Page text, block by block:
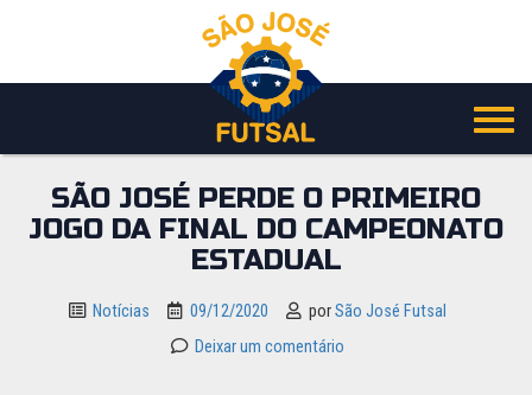
o
SÃO JOSÉ PERDE O PRIMEIRO
JOGO DA FINAL DO CAMPEONATO
ESTADUAL
Notícias 09/12/2020 porSão José Futsal
Deixar um comentário